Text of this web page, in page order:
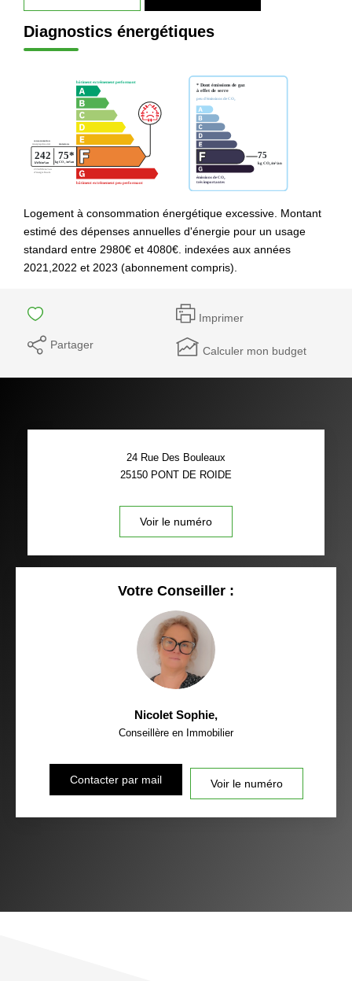
Diagnostics énergétiques
Logement à consommation énergétique excessive. Montant
estimé des dépenses annuelles d'énergie pour un usage
standard entre 2980€ et 4080€. indexées aux années
2021,2022 et 2023 (abonnement compris).
Imprimer
Partager Calculer mon budget
24 Rue Des Bouleaux
25150 PONT DE ROIDE
Voir le numéro
Votre Conseiller :
Nicolet Sophie,
Conseillère en Immobilier
Contacter par mail Voir le numéro